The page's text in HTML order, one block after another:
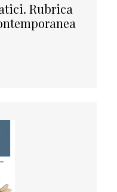
Rubrica